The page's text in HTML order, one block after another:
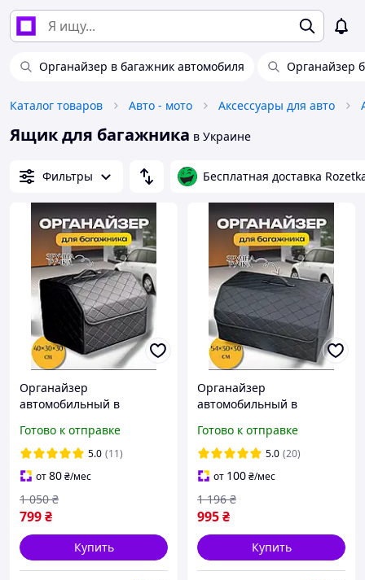
Органайзер в багажник автомобиля Органайзер
Каталог товаров Авто - мото Аксессуары для авто
Ящик для багажника в Украине
Фильтры Бесплатная доставка
Органайзер
автомобильный в
автомобиля саквояж в
машину ящик для
багажника размер М
Готово к отправке
5.0 (11)
от80₴/мес
799₴
1 050 ₴
Купить
Органайзер
автомобильный в
автомобиля саквояж в
машину ящик для
багажника размер L
Готово к отправке
5.0 (20)
от 100₴/мес
995₴
1 196 ₴
Купить